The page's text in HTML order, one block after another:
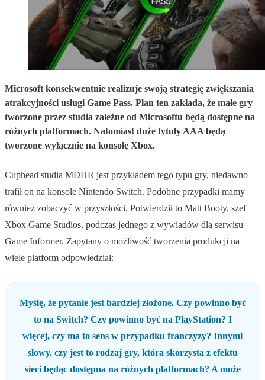
Microsoft konsekwentnie realizuje swoją strategię zwiększania
atrakcyjności usługi Game Pass. Plan ten zakłada, że małe gry
tworzone przez studia zależne od Microsoftu będą dostępne na
różnych platformach. Natomiast duże tytuły AAA będą
tworzone wyłącznie na konsolę Xbox.
Cuphead studia MDHR jest przykładem tego typu gry, niedawno
trafił on na konsole Nintendo Switch. Podobne przypadki mamy
również zobaczyć w przyszłości. Potwierdził to Matt Booty, szef
Xbox Game Studios, podczas jednego z wywiadów dla serwisu
Game Informer. Zapytany o możliwość tworzenia produkcji na
wiele platform odpowiedział:
Myślę, że pytanie jest bardziej złożone. Czy powinno być
to na Switch? Czy powinno być na PlayStation? I
więcej, czy ma to sens w przypadku franczyzy? Innymi
słowy, czy jest to rodzaj gry, która skorzysta z efektu
sieci będąc dostępna na różnych platformach? A może